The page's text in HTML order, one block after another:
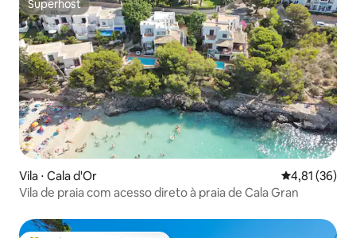
Superhost
Superhost
Vila ⋅ Cala d'Or 4,81 de uma
4,81 (36)
Vila de praia com acesso direto à praia de Cala Gran